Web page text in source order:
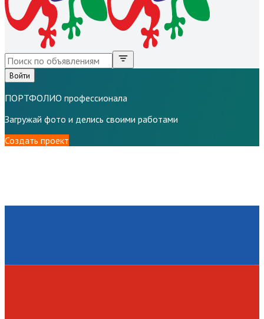
Войти
ПОРТФОЛИО профессионала
Загружай фото и делись своими работами
Создать проект